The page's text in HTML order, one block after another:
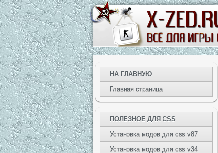
НА ГЛАВНУЮ
Главная страница
ПОЛЕЗНОЕ ДЛЯ CSS
Установка модов для css v87
Установка модов для css v34